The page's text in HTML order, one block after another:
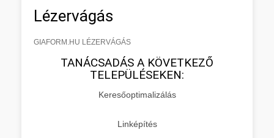
Lézervágás
GIAFORM.HU LÉZERVÁGÁS
TANÁCSADÁS A KÖVETKEZŐ
TELEPÜLÉSEKEN:
Keresőoptimalizálás
Linképítés